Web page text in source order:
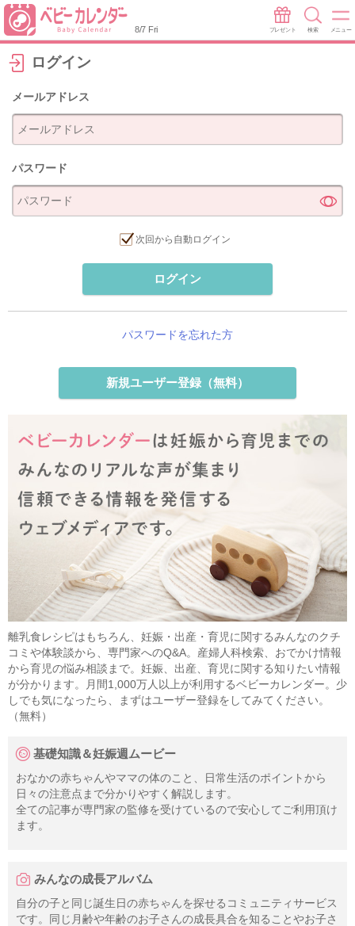
8/7 Fri プレゼント 検索 メニュー
ログイン
メールアドレス
パスワード
次回から自動ログイン
ログイン
パスワードを忘れた方
新規ユーザー登録（無料）
離乳食レシピはもちろん、妊娠・出産・育児に関するみんなのクチ
コミや体験談から、専門家へのQ&A。産婦人科検索、おでかけ情報
から育児の悩み相談まで。妊娠、出産、育児に関する知りたい情報
が分かります。月間1,000万人以上が利用するベビーカレンダー。少
しでも気になったら、まずはユーザー登録をしてみてください。
（無料）
基礎知識＆妊娠週ムービー
おなかの赤ちゃんやママの体のこと、日常生活のポイントから
日々の注意点まで分かりやすく解説します。
全ての記事が専門家の監修を受けているので安心してご利用頂け
ます。
みんなの成長アルバム
自分の子と同じ誕生日の赤ちゃんを探せるコミュニティサービス
です。同じ月齢や年齢のお子さんの成長具合を知ることやお子さ